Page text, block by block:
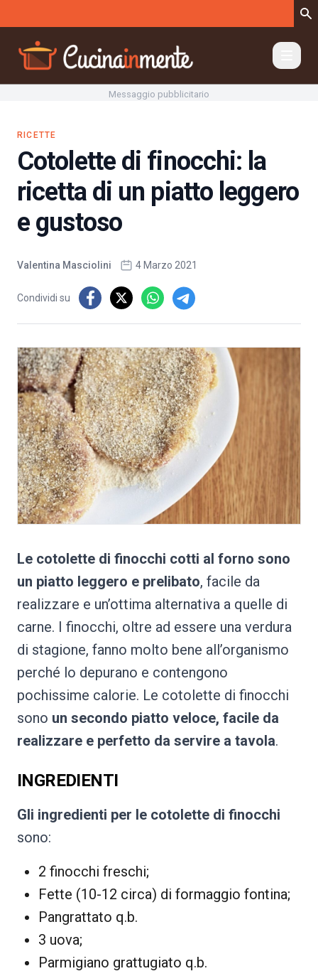
Messaggio pubblicitario
RICETTE
Cotolette di finocchi: la
ricetta di un piatto leggero
e gustoso
Valentina Masciolini 4 Marzo 2021
Condividi su
Le cotolette di finocchi cotti al forno sono
un piatto leggero e prelibato, facile da
realizzare e un’ottima alternativa a quelle di
carne. I finocchi, oltre ad essere una verdura
di stagione, fanno molto bene all’organismo
perché lo depurano e contengono
pochissime calorie. Le cotolette di finocchi
sono un secondo piatto veloce, facile da
realizzare e perfetto da servire a tavola.
INGREDIENTI
Gli ingredienti per le cotolette di finocchi
sono:
2 finocchi freschi;
Fette (10-12 circa) di formaggio fontina;
Pangrattato q.b.
3 uova;
Parmigiano grattugiato q.b.